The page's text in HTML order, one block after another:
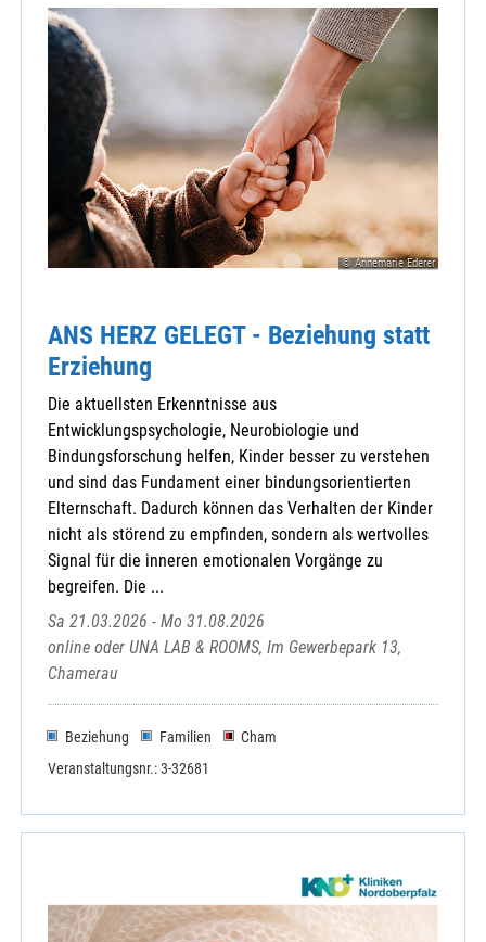
© Annemarie Ederer
ANS HERZ GELEGT - Beziehung statt
Erziehung
Die aktuellsten Erkenntnisse aus
Entwicklungspsychologie, Neurobiologie und
Bindungsforschung helfen, Kinder besser zu verstehen
und sind das Fundament einer bindungsorientierten
Elternschaft. Dadurch können das Verhalten der Kinder
nicht als störend zu empfinden, sondern als wertvolles
Signal für die inneren emotionalen Vorgänge zu
begreifen. Die ...
Sa 21.03.2026 - Mo 31.08.2026
online oder UNA LAB & ROOMS, Im Gewerbepark 13,
Chamerau
Beziehung Familien
Cham
Veranstaltungsnr.: 3-32681